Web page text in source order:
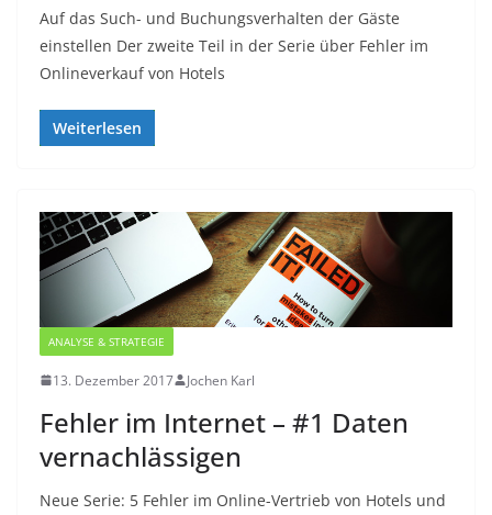
Auf das Such- und Buchungsverhalten der Gäste
einstellen Der zweite Teil in der Serie über Fehler im
Onlineverkauf von Hotels
Weiterlesen
ANALYSE & STRATEGIE
13. Dezember 2017 Jochen Karl
Fehler im Internet – #1 Daten
vernachlässigen
Neue Serie: 5 Fehler im Online-Vertrieb von Hotels und